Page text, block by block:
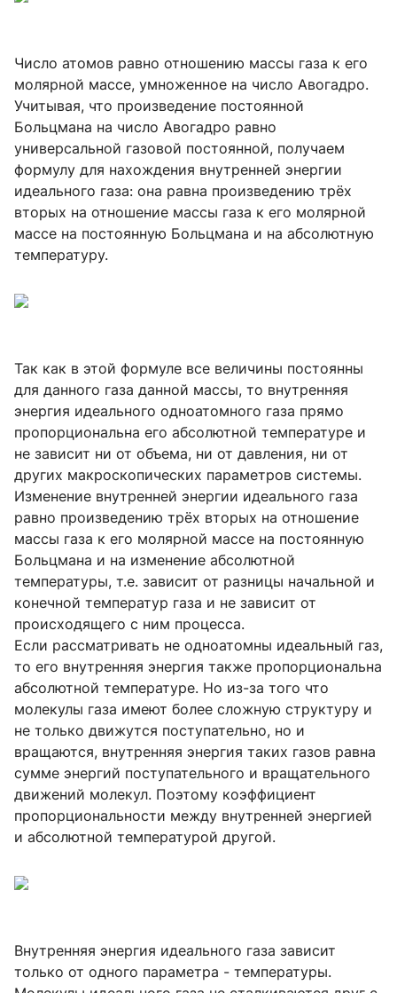
Число атомов равно отношению массы газа к его
молярной массе, умноженное на число Авогадро.
Учитывая, что произведение постоянной
Больцмана на число Авогадро равно
универсальной газовой постоянной, получаем
формулу для нахождения внутренней энергии
идеального газа: она равна произведению трёх
вторых на отношение массы газа к его молярной
массе на постоянную Больцмана и на абсолютную
температуру.
Так как в этой формуле все величины постоянны
для данного газа данной массы, то внутренняя
энергия идеального одноатомного газа прямо
пропорциональна его абсолютной температуре и
не зависит ни от объема, ни от давления, ни от
других макроскопических параметров системы.
Изменение внутренней энергии идеального газа
равно произведению трёх вторых на отношение
массы газа к его молярной массе на постоянную
Больцмана и на изменение абсолютной
температуры, т.е. зависит от разницы начальной и
конечной температур газа и не зависит от
происходящего с ним процесса.
Если рассматривать не одноатомны идеальный газ,
то его внутренняя энергия также пропорциональна
абсолютной температуре. Но из-за того что
молекулы газа имеют более сложную структуру и
не только движутся поступательно, но и
вращаются, внутренняя энергия таких газов равна
сумме энергий поступательного и вращательного
движений молекул. Поэтому коэффициент
пропорциональности между внутренней энергией
и абсолютной температурой другой.
Внутренняя энергия идеального газа зависит
только от одного параметра - температуры.